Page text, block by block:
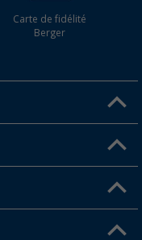
Carte de fidélité
Berger